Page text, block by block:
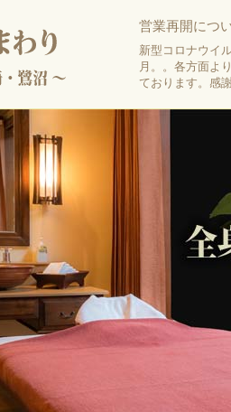
営業再開につい
新型コロナウイ
月。。各方面よ
ております。感